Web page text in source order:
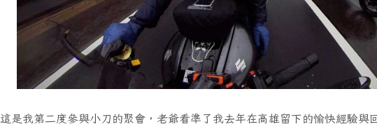
這是我第二度參與小刀的聚會，老爺看準了我去年在高雄留下的愉快經驗與